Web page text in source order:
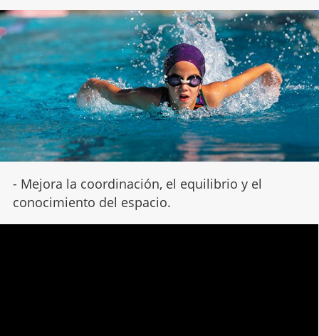
- Mejora la coordinación, el equilibrio y el
conocimiento del espacio.